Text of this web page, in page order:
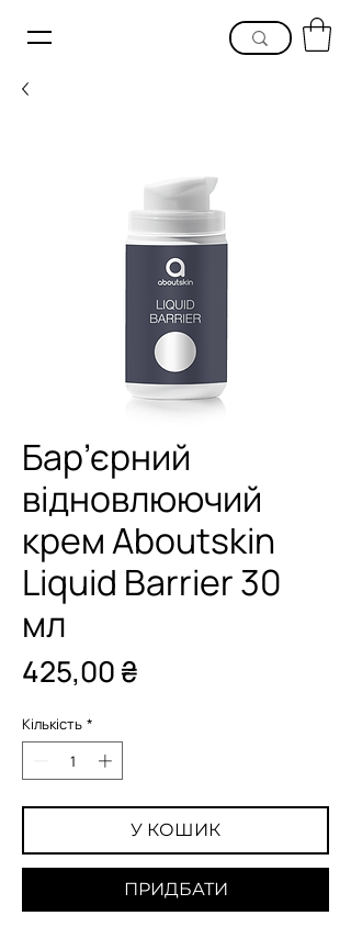
Бар’єрний
відновлюючий
крем Aboutskin
Liquid Barrier 30
мл
425,00 ₴
Кількість *
У КОШИК
ПРИДБАТИ